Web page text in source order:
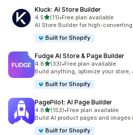
Kluck: AI Store Builder
4.5별 5개 중
(11)
총 리뷰 11개
•Free plan available
AI Store Builder for high-
Built for Shopify
Fudge AI Store & Page Builder
4.8별 5개 중
(33)
총 리뷰 33개
•Free plan available
Build anything, optimize your store,
Built for Shopify
PagePilot: AI Page Builder
4.8별 5개 중
(153)
총 리뷰 153개
•Free plan available
Build AI product pages and
Built for Shopify